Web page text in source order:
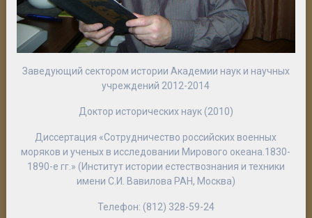
Заведующий сектором истории Академии наук и научных
учреждений 2012-2014
Доктор исторических наук (2010)
Диссертация «Сотрудничество российских военных
моряков и ученых в исследовании Мирового океана.1830-
1890-е гг.» (Институт истории естествознания и техники
имени С.И. Вавилова РАН, Москва)
Телефон: (812) 328-59-24